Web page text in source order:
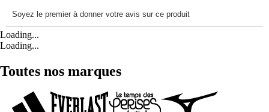
Loading...
Loading...
Toutes nos marques